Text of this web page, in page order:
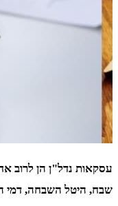
עסקאות נדל"ן הן לרוב
שבח, היטל השבחה, דמי